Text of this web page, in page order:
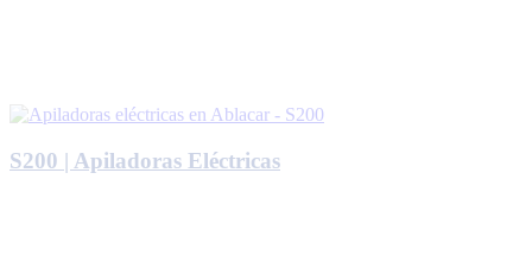
S200 | Apiladoras Eléctricas